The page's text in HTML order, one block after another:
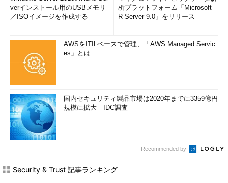
verインストール用のUSBメモリ
／ISOイメージを作成する
析プラットフォーム「Microsoft
R Server 9.0」をリリース
AWSをITILベースで管理、「AWS Managed Servic
es」とは
国内セキュリティ製品市場は2020年までに3359億円
規模に拡大 IDC調査
Recommended by
Security & Trust 記事ランキング